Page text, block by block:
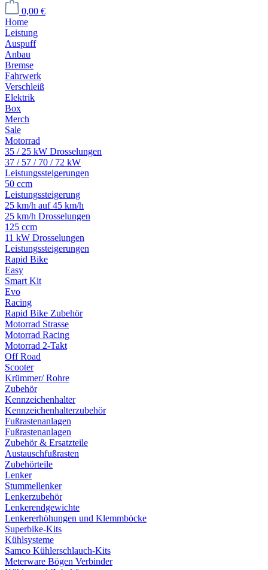
0,00 €
Home
Leistung
Auspuff
Anbau
Bremse
Fahrwerk
Verschleiß
Elektrik
Box
Merch
Sale
Motorrad
35 / 25 kW Drosselungen
37 / 57 / 70 / 72 kW
Leistungssteigerungen
50 ccm
Leistungssteigerung
25 km/h auf 45 km/h
25 km/h Drosselungen
125 ccm
11 kW Drosselungen
Leistungssteigerungen
Rapid Bike
Easy
Smart Kit
Evo
Racing
Rapid Bike Zubehör
Motorrad Strasse
Motorrad Racing
Motorrad 2-Takt
Off Road
Scooter
Krümmer/ Rohre
Zubehör
Kennzeichenhalter
Kennzeichenhalterzubehör
Fußrastenanlagen
Fußrastenanlagen
Zubehör & Ersatzteile
Austauschfußrasten
Zubehörteile
Lenker
Stummellenker
Lenkerzubehör
Lenkerendgewichte
Lenkererhöhungen und Klemmböcke
Superbike-Kits
Kühlsysteme
Samco Kühlerschlauch-Kits
Meterware Bögen Verbinder